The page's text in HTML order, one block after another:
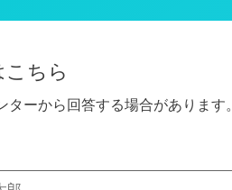
ちら
ーから回答する場合があります。